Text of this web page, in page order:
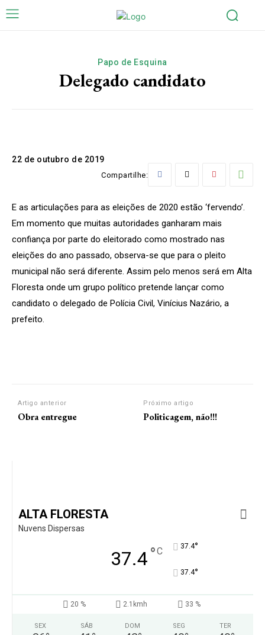
Papo de Esquina
Delegado candidato
22 de outubro de 2019
Compartilhe:
E as articulações para as eleições de 2020 estão ‘fervendo’.
Em momento que muitas autoridades ganharam mais
confiança por parte do eleitorado como mostrado nas
eleições do ano passado, observa-se que para o pleito
municipal não será diferente. Assim pelo menos será em Alta
Floresta onde um grupo político pretende lançar como
candidato o delegado de Polícia Civil, Vinícius Nazário, a
prefeito.
Artigo anterior
Obra entregue
Próximo artigo
Politicagem, não!!!
ALTA FLORESTA
Nuvens Dispersas
37.4°C 37.4°
37.4°
20 % 2.1kmh 33 %
SEX SÁB DOM SEG TER